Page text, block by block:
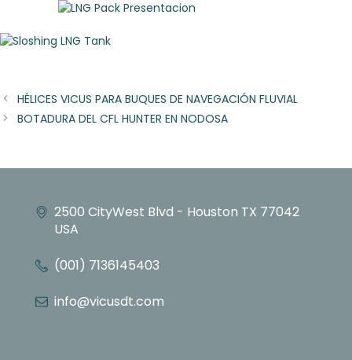
HÉLICES VICUS PARA BUQUES DE NAVEGACIÓN FLUVIAL
BOTADURA DEL CFL HUNTER EN NODOSA
2500 CityWest Blvd - Houston TX 77042
USA
(001) 7136145403
info@vicusdt.com